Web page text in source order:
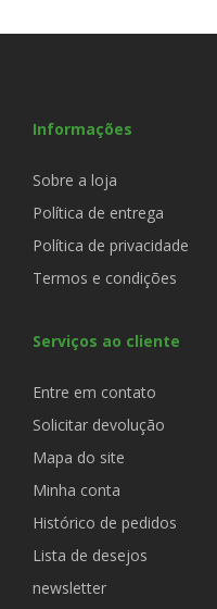
Informações
Sobre a loja
Política de entrega
Política de privacidade
Termos e condições
Serviços ao cliente
Entre em contato
Solicitar devolução
Mapa do site
Minha conta
Histórico de pedidos
Lista de desejos
newsletter